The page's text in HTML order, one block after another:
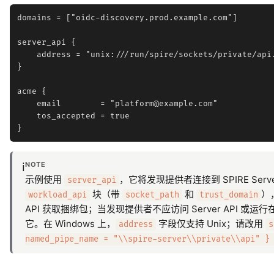
domains = ["oidc-discovery.prod.example.com"]
server_api {
address = "unix:///run/spire/sockets/private/
}
acme {
    email        = "platform@example.com"
    tos_accepted = true
ℹ️NOTE
示例使用 server_api ，它将发现提供者连接到 SPIRE
workload_api 块（带 socket_path 和 trust_domain ）
API 获取捆绑包；当发现提供者不应访问 Server API 或运行
它。在 Windows 上，
address 字段仅支持 Unix；请改用
named_pipe_name = "\\spire-server\\private\\api"